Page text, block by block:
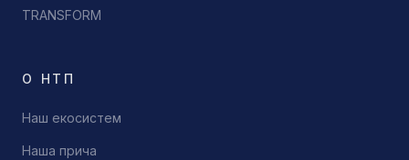
TRANSFORM
О НТП
Наш екосистем
Наша прича